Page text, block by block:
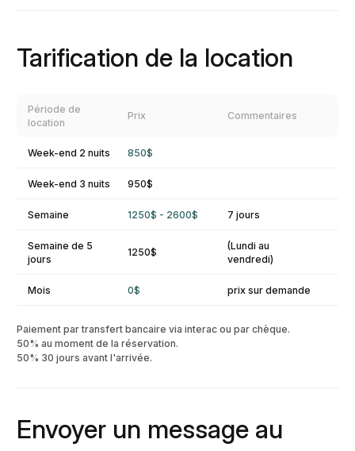
Envoyer un message au
Tarification de la location
Période de
location
Prix Commentaires
Week-end 2 nuits 850$
Week-end 3 nuits 950$
Semaine 1250$ - 2600$ 7 jours
Semaine de 5
jours
1250$
(Lundi au
vendredi)
Mois 0$ prix sur demande
Paiement par transfert bancaire via interac ou par chèque.
50% au moment de la réservation.
50% 30 jours avant l'arrivée.